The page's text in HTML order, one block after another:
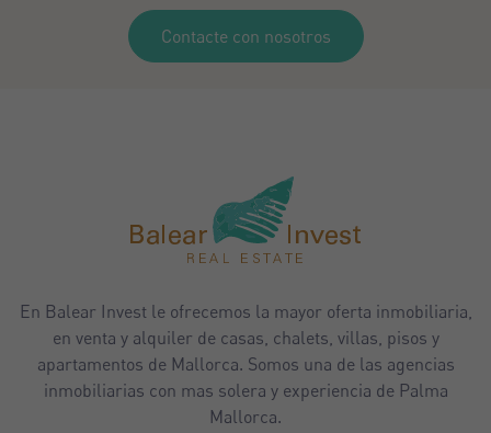
Contacte con nosotros
En Balear Invest le ofrecemos la mayor oferta inmobiliaria,
en venta y alquiler de casas, chalets, villas, pisos y
apartamentos de Mallorca. Somos una de las agencias
inmobiliarias con mas solera y experiencia de Palma
Mallorca.